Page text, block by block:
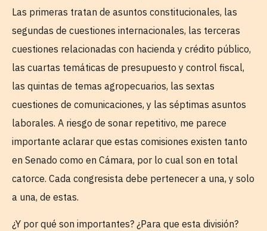
Las primeras tratan de asuntos constitucionales, las
segundas de cuestiones internacionales, las terceras
cuestiones relacionadas con hacienda y crédito público,
las cuartas temáticas de presupuesto y control fiscal,
las quintas de temas agropecuarios, las sextas
cuestiones de comunicaciones, y las séptimas asuntos
laborales. A riesgo de sonar repetitivo, me parece
importante aclarar que estas comisiones existen tanto
en Senado como en Cámara, por lo cual son en total
catorce. Cada congresista debe pertenecer a una, y solo
a una, de estas.
¿Y por qué son importantes? ¿Para que esta división?